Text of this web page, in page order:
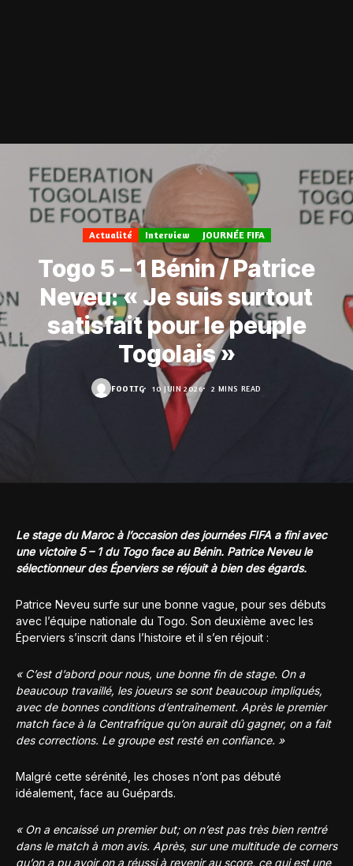
Actualité Interview JOURNÉE FIFA
Togo 5 – 1 Bénin / Patrice
Neveu: « Je suis surtout
satisfait pour le peuple
Togolais »
FOOT.TG 10 JUIN 2026 2 MINS READ
Le stage du Maroc à l’occasion des journées FIFA a fini avec
une victoire 5 – 1 du Togo face au Bénin. Patrice Neveu le
sélectionneur des Éperviers se réjouit à bien des égards.
Patrice Neveu surfe sur une bonne vague, pour ses débuts
avec l’équipe nationale du Togo. Son deuxième avec les
Éperviers s’inscrit dans l’histoire et il s’en réjouit :
« C’est d’abord pour nous, une bonne fin de stage. On a
beaucoup travaillé, les joueurs se sont beaucoup impliqués,
avec de bonnes conditions d’entraînement. Après le premier
match face à la Centrafrique qu’on aurait dû gagner, on a fait
des corrections. Le groupe est resté en confiance. »
Malgré cette sérénité, les choses n’ont pas débuté
idéalement, face au Guépards.
« On a encaissé un premier but; on n’est pas très bien rentré
dans le match à mon avis. Après, sur une multitude de corners
qu’on a pu avoir on a réussi à revenir au score, ce qui est une